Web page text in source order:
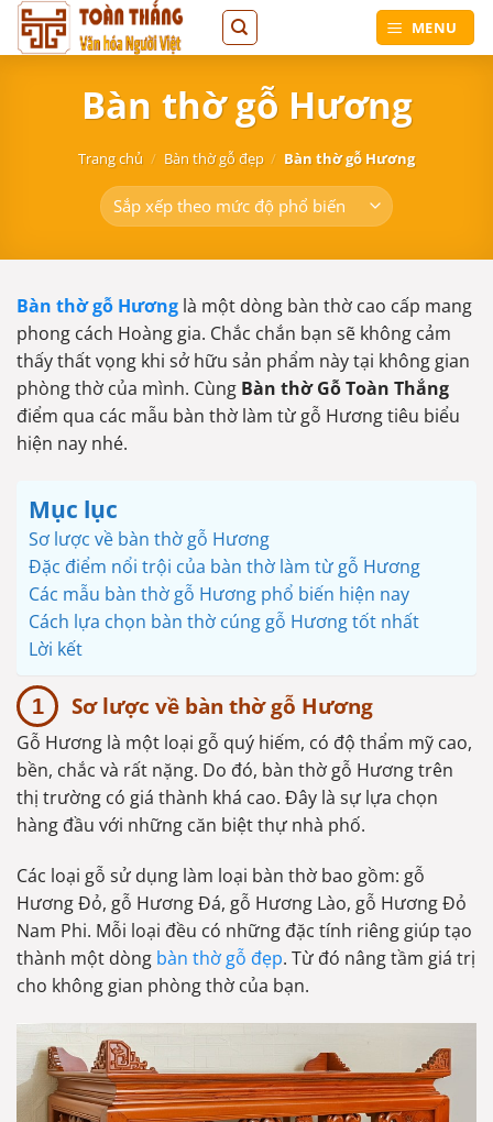
Bỏ
qua
MENU
Bàn thờ gỗ Hương
Trang chủ / Bàn thờ gỗ đẹp / Bàn thờ gỗ Hương
Bàn thờ gỗ Hương là một dòng bàn thờ cao cấp mang
phong cách Hoàng gia. Chắc chắn bạn sẽ không cảm
thấy thất vọng khi sở hữu sản phẩm này tại không gian
phòng thờ của mình. Cùng Bàn thờ Gỗ Toàn Thắng
điểm qua các mẫu bàn thờ làm từ gỗ Hương tiêu biểu
hiện nay nhé.
Mục lục
Sơ lược về bàn thờ gỗ Hương
Đặc điểm nổi trội của bàn thờ làm từ gỗ Hương
Các mẫu bàn thờ gỗ Hương phổ biến hiện nay
Cách lựa chọn bàn thờ cúng gỗ Hương tốt nhất
Lời kết
Sơ lược về bàn thờ gỗ Hương
Gỗ Hương là một loại gỗ quý hiếm, có độ thẩm mỹ cao,
bền, chắc và rất nặng. Do đó, bàn thờ gỗ Hương trên
thị trường có giá thành khá cao. Đây là sự lựa chọn
hàng đầu với những căn biệt thự nhà phố.
Các loại gỗ sử dụng làm loại bàn thờ bao gồm: gỗ
Hương Đỏ, gỗ Hương Đá, gỗ Hương Lào, gỗ Hương Đỏ
Nam Phi. Mỗi loại đều có những đặc tính riêng giúp tạo
thành một dòng bàn thờ gỗ đẹp. Từ đó nâng tầm giá trị
cho không gian phòng thờ của bạn.